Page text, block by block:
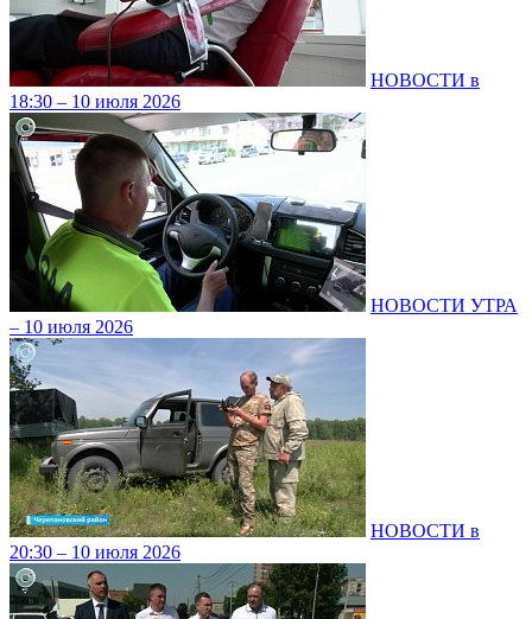
НОВОСТИ в
18:30 – 10 июля 2026
НОВОСТИ УТРА
– 10 июля 2026
НОВОСТИ в
20:30 – 10 июля 2026